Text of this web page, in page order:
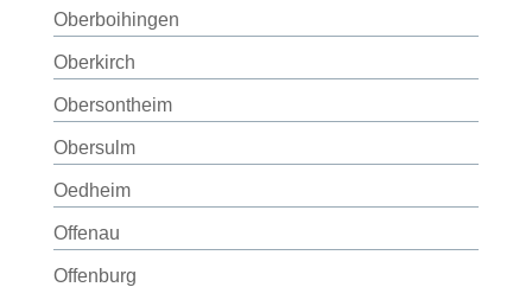
Oberboihingen
Oberkirch
Obersontheim
Obersulm
Oedheim
Offenau
Offenburg